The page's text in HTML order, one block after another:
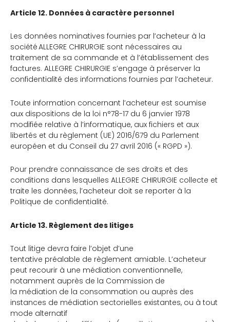
Article 12. Données à caractère personnel
Les données nominatives fournies par l’acheteur à la
société ALLEGRE CHIRURGIE sont nécessaires au
traitement de sa commande et à l’établissement des
factures. ALLEGRE CHIRURGIE s’engage à préserver la
confidentialité des informations fournies par l’acheteur.
Toute information concernant l’acheteur est soumise
aux dispositions de la loi n°78-17 du 6 janvier 1978
modifiée relative à l’informatique, aux fichiers et aux
libertés et du règlement (UE) 2016/679 du Parlement
européen et du Conseil du 27 avril 2016 (« RGPD »).
Pour prendre connaissance de ses droits et des
conditions dans lesquelles ALLEGRE CHIRURGIE collecte et
traite les données, l’acheteur doit se reporter à la
Politique de confidentialité.
Article 13. Règlement des litiges
Tout litige devra faire l’objet d’une
tentative préalable de règlement amiable. L’acheteur
peut recourir à une médiation conventionnelle,
notamment auprès de la Commission de
la médiation de la consommation ou auprès des
instances de médiation sectorielles existantes, ou à tout
mode alternatif